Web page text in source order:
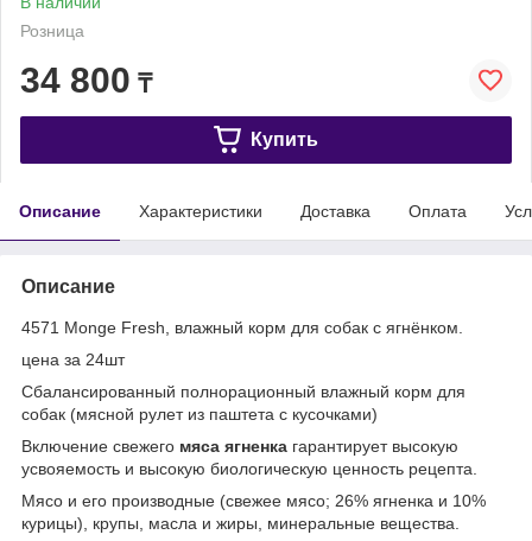
Розница
34 800 ₸
Купить
Описание Характеристики Доставка Оплата
Описание
4571 Monge Fresh, влажный корм для собак с ягнёнком.
цена за 24шт
Сбалансированный полнорационный влажный корм для
собак (мясной рулет из паштета с кусочками)
Включение свежего мяса ягненка гарантирует высокую
усвояемость и высокую биологическую ценность рецепта.
Мясо и его производные (свежее мясо; 26% ягненка и 10%
курицы), крупы, масла и жиры, минеральные вещества.